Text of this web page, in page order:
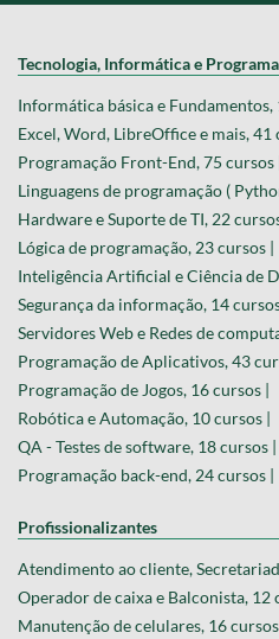
Tecnologia, Informática e
Informática básica e Fundamentos,
Excel, Word, LibreOffice e mais, 41
Programação Front-End, 75 cursos |
Linguagens de programação (
Hardware e Suporte de TI, 22 cursos
Lógica de programação, 23 cursos |
Inteligência Artificial e Ciência de
Segurança da informação, 14 cursos
Servidores Web e Redes de
Programação de Aplicativos, 43
Programação de Jogos, 16 cursos |
Robótica e Automação, 10 cursos |
QA - Testes de software, 18 cursos |
Programação back-end, 24 cursos |
Profissionalizantes
Atendimento ao cliente,
Operador de caixa e Balconista, 12
Manutenção de celulares, 16 cursos |